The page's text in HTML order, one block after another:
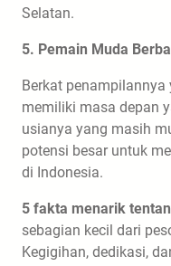
Selatan.
5. Pemain Muda
Berkat
memiliki masa depan
usianya yang masih
potensi besar untuk
di Indonesia.
5 fakta menarik
sebagian kecil dari
Kegigihan, dedikasi,